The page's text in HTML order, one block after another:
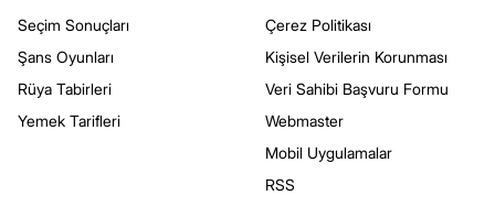
Seçim Sonuçları
Şans Oyunları
Rüya Tabirleri
Yemek Tarifleri
Çerez Politikası
Kişisel Verilerin Korunması
Veri Sahibi Başvuru Formu
Webmaster
Mobil Uygulamalar
RSS